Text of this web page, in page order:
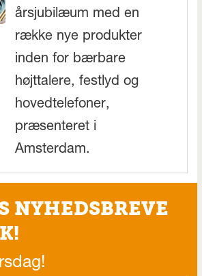
årsjubilæum med en
række nye produkter
inden for bærbare
højttalere, festlyd og
hovedtelefoner,
præsenteret i
Amsterdam.
NYHEDSBREVE